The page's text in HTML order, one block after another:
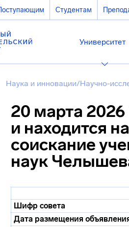
Студентам
Университет
Наука и инновации/Научно-
20 марта
и находится
соискание
наук
Шифр совета
Дата размещения